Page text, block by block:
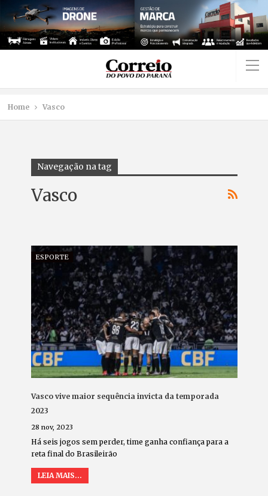
Home Vasco
Navegação na tag
Vasco
ESPORTE
Vasco vive maior sequência invicta da temporada
2023
28 nov, 2023
Há seis jogos sem perder, time ganha confiança para a
reta final do Brasileirão
LEIA MAIS...